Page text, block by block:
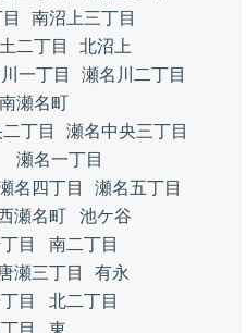
南沼上三丁目
土二丁目
北沼上
一丁目
瀬名川二丁目
南瀬名町
丁目
瀬名中央三丁目
瀬名一丁目
名四丁目
瀬名五丁目
瀬名町
池ケ谷
目
南二丁目
唐瀬三丁目
有永
目
北二丁目
目
東